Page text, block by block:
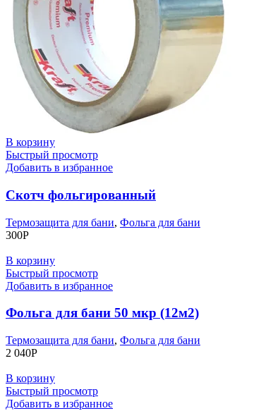
В корзину
Быстрый просмотр
Добавить в избранное
Скотч фольгированный
Термозащита для бани, Фольга для бани
300Р
В корзину
Быстрый просмотр
Добавить в избранное
Фольга для бани 50 мкр (12м2)
Термозащита для бани, Фольга для бани
2 040Р
В корзину
Быстрый просмотр
Добавить в избранное